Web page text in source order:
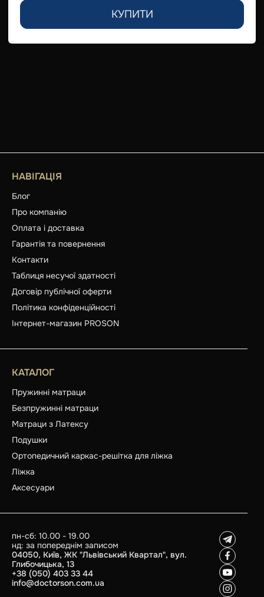
КУПИТИ
НАВІГАЦІЯ
Блог
Про компанію
Оплата і доставка
Гарантія та повернення
Контакти
Таблиця несучої здатності
Договір публічної оферти
Політика конфіденційності
Інтернет-магазин PROSON
КАТАЛОГ
Пружинні матраци
Безпружинні матраци
Матраци з Латексу
Подушки
Ортопедичний каркас-решітка для ліжка
Ліжка
Аксесуари
пн-сб: 10.00 - 19.00
нд: за попереднім записом
04050, Київ, ЖК "Львівський Квартал", вул.
Глибочицька, 13
+38 (050) 403 33 44
info@doctorson.com.ua